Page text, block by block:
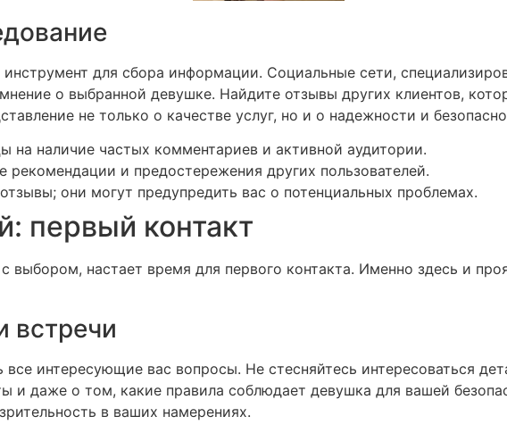
для сбора информации. Социальные сети,
о выбранной девушке. Найдите отзывы других клиентов,
не только о качестве услуг, но и о надежности и
на наличие частых комментариев и активной аудитории.
рекомендации и предостережения других пользователей.
они могут предупредить вас о потенциальных проблемах.
первый контакт
выбором, настает время для первого контакта. Именно здесь и
встречи
все интересующие вас вопросы. Не стесняйтесь интересоваться
и даже о том, какие правила соблюдает девушка для вашей
в ваших намерениях.